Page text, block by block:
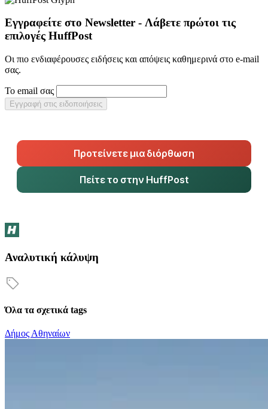
Εγγραφείτε στο Newsletter - Λάβετε πρώτοι τις
επιλογές HuffPost
Οι πιο ενδιαφέρουσες ειδήσεις και απόψεις καθημερινά στο e-mail
σας.
Το email σας
Εγγραφή στις ειδοποιήσεις
Προτείνετε μια διόρθωση
Πείτε το στην HuffPost
Αναλυτική κάλυψη
Όλα τα σχετικά tags
Δήμος Αθηναίων